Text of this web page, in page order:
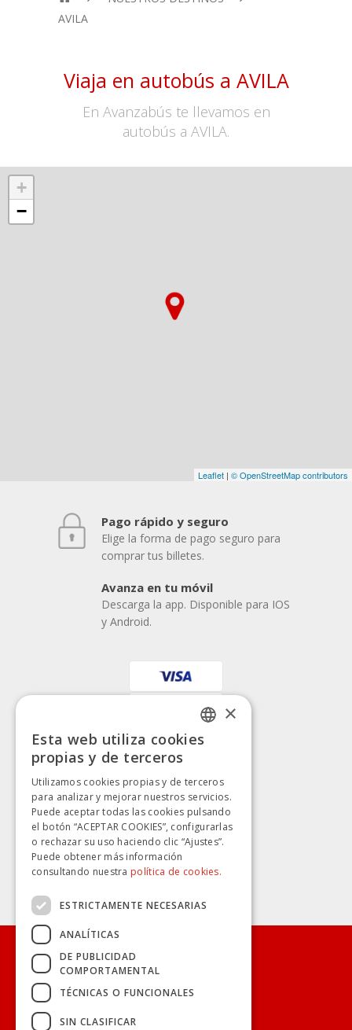
AVILA
Viaja en autobús a AVILA
En Avanzabús te llevamos en
autobús a AVILA.
+
−
Leaflet | © OpenStreetMap contributors
Pago rápido y seguro
Elige la forma de pago seguro para
comprar tus billetes.
Avanza en tu móvil
Descarga la app. Disponible para IOS
y Android.
CONÓCENOS
SPANISH
×
Esta web utiliza cookies
propias y de terceros
Utilizamos cookies propias y de terceros
para analizar y mejorar nuestros servicios.
Puede aceptar todas las cookies pulsando
el botón “ACEPTAR COOKIES”, configurarlas
o rechazar su uso haciendo clic “Ajustes”.
Puede obtener más información
consultando nuestra política de cookies.
ESTRICTAMENTE NECESARIAS
ANALÍTICAS
DE PUBLICIDAD
COMPORTAMENTAL
TÉCNICAS O FUNCIONALES
SIN CLASIFICAR